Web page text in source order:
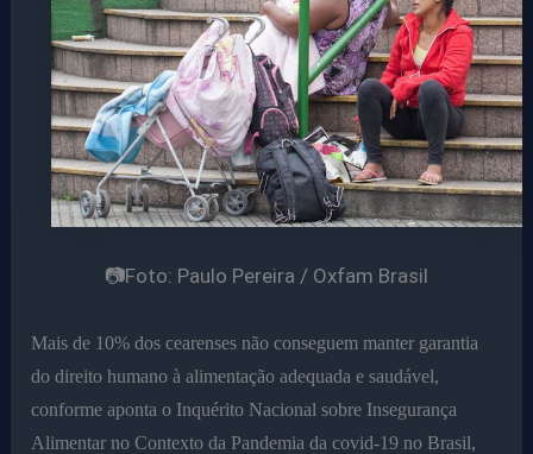
📷Foto: Paulo Pereira / Oxfam Brasil
Mais de 10% dos cearenses não conseguem manter garantia
do direito humano à alimentação adequada e saudável,
conforme aponta o Inquérito Nacional sobre Insegurança
Alimentar no Contexto da Pandemia da covid-19 no Brasil,